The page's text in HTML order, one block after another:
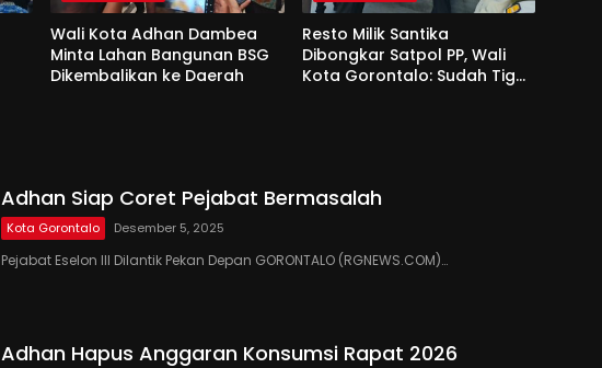
Wali Kota Adhan Dambea
Minta Lahan Bangunan BSG
Dikembalikan ke Daerah
Resto Milik Santika
Dibongkar Satpol PP, Wali
Kota Gorontalo: Sudah Tiga
Adhan Siap Coret Pejabat Bermasalah
Kota Gorontalo Desember 5, 2025
Pejabat Eselon III Dilantik Pekan Depan GORONTALO (RGNEWS.COM)…
Adhan Hapus Anggaran Konsumsi Rapat 2026